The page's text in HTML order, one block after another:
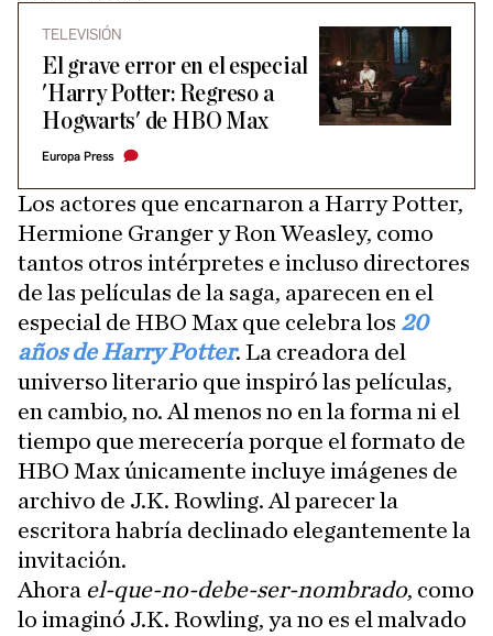
TELEVISIÓN
El grave error en el especial
'Harry Potter: Regreso a
Hogwarts' de HBO Max
Europa Press
Los actores que encarnaron a Harry Potter,
Hermione Granger y Ron Weasley, como
tantos otros intérpretes e incluso directores
de las películas de la saga, aparecen en el
especial de HBO Max que celebra los 20
años de Harry Potter. La creadora del
universo literario que inspiró las películas,
en cambio, no. Al menos no en la forma ni el
tiempo que merecería porque el formato de
HBO Max únicamente incluye imágenes de
archivo de J.K. Rowling. Al parecer la
escritora habría declinado elegantemente la
invitación.
Ahora el-que-no-debe-ser-nombrado, como
lo imaginó J.K. Rowling, ya no es el malvado